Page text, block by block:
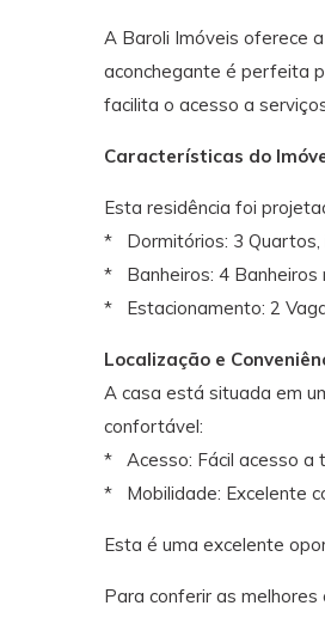
A Baroli Imóveis oferece
aconchegante é perfeita
facilita o acesso a
Características do
Esta residência foi
* Dormitórios: 3 Quartos,
* Banheiros: 4 Banheiros
* Estacionamento: 2
Localização e
A casa está situada em
confortável:
* Acesso: Fácil acesso a
* Mobilidade: Excelente
Esta é uma excelente
Para conferir as